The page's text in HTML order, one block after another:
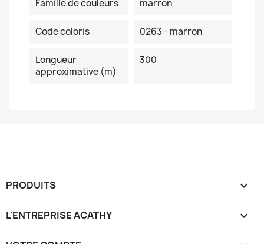
Famille de couleurs marron
Code coloris 0263 - marron
Longueur
approximative (m)
300
PRODUITS 
L'ENTREPRISE ACATHY 